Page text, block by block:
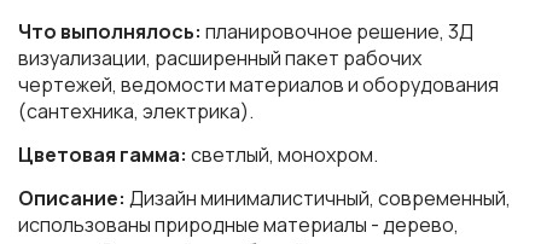
Что выполнялось: планировочное решение, 3Д
визуализации, расширенный пакет рабочих
чертежей, ведомости материалов и оборудования
(сантехника, электрика).
Цветовая гамма: светлый, монохром.
Описание: Дизайн минималистичный, современный,
использованы природные материалы - дерево,